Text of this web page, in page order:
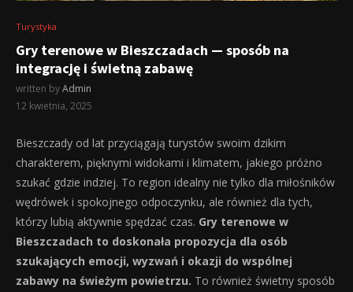
Turystyka
Gry terenowe w Bieszczadach — sposób na
integrację i świetną zabawę
written byAdmin
12 kwietnia, 2025
Bieszczady od lat przyciągają turystów swoim dzikim
charakterem, pięknymi widokami i klimatem, jakiego próżno
szukać gdzie indziej. To region idealny nie tylko dla miłośników
wędrówek i spokojnego odpoczynku, ale również dla tych,
którzy lubią aktywnie spędzać czas. Gry terenowe w
Bieszczadach to doskonała propozycja dla osób
szukających emocji, wyzwań i okazji do wspólnej
zabawy na świeżym powietrzu. To również świetny sposób